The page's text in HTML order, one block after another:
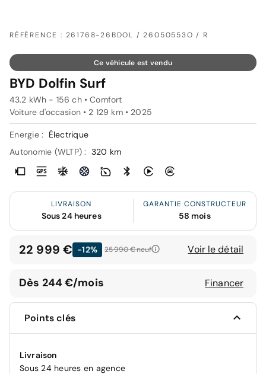
RÉFÉRENCE : 261768-26BDOL / 26050553O / R
Ce véhicule est vendu
BYD Dolfin Surf
43.2 kWh - 156 ch • Comfort
Voiture d'occasion • 2 129 km • 2025
Energie :
Électrique
Autonomie (WLTP) : 320 km
LIVRAISON
Sous 24 heures
GARANTIE CONSTRUCTEUR
58 mois
22 999 € -12% 25 990 €neuf Voir le détail
Dès 244 €/mois Financer
Points clés
Livraison
Sous 24 heures en agence